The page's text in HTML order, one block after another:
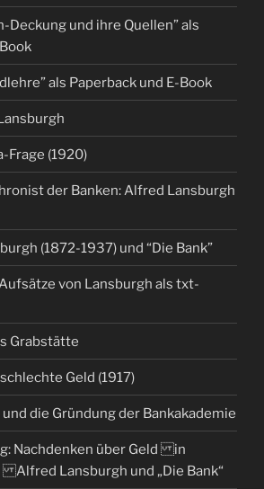
Deckung und ihre Quellen” als
als Paperback und E-Book
Frage (1920)
der Banken: Alfred Lansburgh
(1872-1937) und “Die Bank”
von Lansburgh als txt-
Grabstätte
Geld (1917)
die Gründung der Bankakademie
Nachdenken über Geld in
Alfred Lansburgh und „Die Bank“